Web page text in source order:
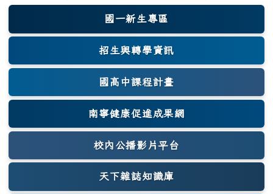
國一新生專區
(另開新視窗)
招生與轉學資訊
國高中課程計畫
南寧健康促進成果網
(另開新視窗)
校內公播影片平台
天下雜誌知識庫
(另開新視窗)